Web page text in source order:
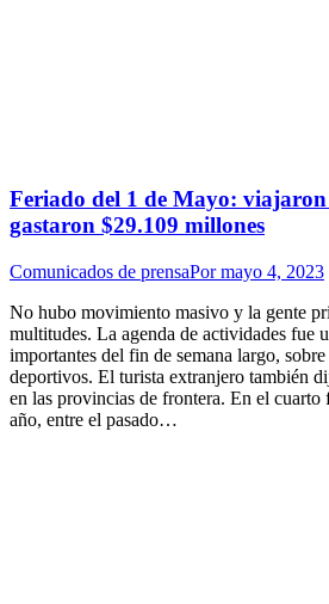
Feriado del 1 de Mayo:
gastaron $29.109 millones
Comunicados de prensaPormayo 4, 2023
No hubo movimiento masivo y la gente
multitudes. La agenda de actividades fue
importantes del fin de semana largo,
deportivos. El turista extranjero también
en las provincias de frontera. En el cuarto
año, entre el pasado…